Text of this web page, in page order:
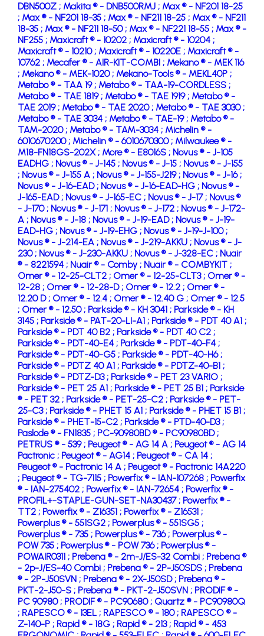
DBN500Z ; Makita ® - DNB500RMJ ; Max ® - NF201 18-25
; Max ® - NF201 18-35 ; Max ® - NF211 18-25 ; Max ® - NF211
18-35 ; Max ® - NF211 18-50 ; Max ® - NF221 18-55 ; Max ® -
NF255 ; Maxicraft ® - 10202 ; Maxicraft ® - 10204 ;
Maxicraft ® - 10210 ; Maxicraft ® - 10220E ; Maxicraft ® -
10762 ; Mecafer ® - AIR-KIT-COMBI ; Mekano ® - MEK 116
; Mekano ® - MEK-1020 ; Mekano-Tools ® - MEKL40P ;
Metabo ® - TAA 19 ; Metabo ® - TAA-19-CORDLESS ;
Metabo ® - TAE 1819 ; Metabo ® - TAE 1919 ; Metabo ® -
TAE 2019 ; Metabo ® - TAE 2020 ; Metabo ® - TAE 3030 ;
Metabo ® - TAE 3034 ; Metabo ® - TAE-19 ; Metabo ® -
TAM-2020 ; Metabo ® - TAM-3034 ; Michelin ® -
6010670200 ; Michelin ® - 6010670300 ; Milwaukee ® -
M18-FN18GS-202X ; More ® - E8016S ; Novus ® - J-105
EADHG ; Novus ® - J-145 ; Novus ® - J-15 ; Novus ® - J-155
; Novus ® - J-155 A ; Novus ® - J-155-J219 ; Novus ® - J-16 ;
Novus ® - J-16-EAD ; Novus ® - J-16-EAD-HG ; Novus ® -
J-165-EAD ; Novus ® - J-165-EC ; Novus ® - J-17 ; Novus ®
- J-170 ; Novus ® - J-171 ; Novus ® - J-172 ; Novus ® - J-172-
A ; Novus ® - J-18 ; Novus ® - J-19-EAD ; Novus ® - J-19-
EAD-HG ; Novus ® - J-19-EHG ; Novus ® - J-19-J-100 ;
Novus ® - J-214-EA ; Novus ® - J-219-AKKU ; Novus ® - J-
230 ; Novus ® - J-230-AKKU ; Novus ® - J-328-EC ; Nuair
® - 8221594 ; Nuair ® - Comby ; Nuair ® - COMBYKIT ;
Omer ® - 12-25-CLT2 ; Omer ® - 12-25-CLT3 ; Omer ® -
12-28 ; Omer ® - 12-28-D ; Omer ® - 12.2 ; Omer ® -
12.20 D ; Omer ® - 12.4 ; Omer ® - 12.40 G ; Omer ® - 12.5
; Omer ® - 12.50 ; Parkside ® - KH 3041 ; Parkside ® - KH
3145 ; Parkside ® - PAT-20-LI-A1 ; Parkside ® - PDT 40 A1 ;
Parkside ® - PDT 40 B2 ; Parkside ® - PDT 40 C2 ;
Parkside ® - PDT-40-E4 ; Parkside ® - PDT-40-F4 ;
Parkside ® - PDT-40-G5 ; Parkside ® - PDT-40-H6 ;
Parkside ® - PDTZ 40 A1 ; Parkside ® - PDTZ-40-B1 ;
Parkside ® - PDTZ-D3 ; Parkside ® - PET 23 VARIO ;
Parkside ® - PET 25 A1 ; Parkside ® - PET 25 B1 ; Parkside
® - PET 32 ; Parkside ® - PET-25-C2 ; Parkside ® - PET-
25-C3 ; Parkside ® - PHET 15 A1 ; Parkside ® - PHET 15 B1 ;
Parkside ® - PHET-15-C2 ; Parkside ® - PTD-40-D3 ;
Paslode ® - FN1835 ; PC-90980BD ® - PC90980BD ;
PETRUS ® - 539 ; Peugeot ® - AG 14 A ; Peugeot ® - AG 14
Pactronic ; Peugeot ® - AG14 ; Peugeot ® - CA 14 ;
Peugeot ® - Pactronic 14 A ; Peugeot ® - Pactronic 14A220
; Peugeot ® - TG-7115 ; Powerfix ® - IAN-107268 ; Powerfix
® - IAN-275402 ; Powerfix ® - IAN-72654 ; Powerfix ® -
PROFIL+-STAPLE-GUN-SET-NA30437 ; Powerfix ® -
TT2 ; Powerfix ® - Z16351 ; Powerfix ® - Z16531 ;
Powerplus ® - 551SG2 ; Powerplus ® - 551SG5 ;
Powerplus ® - 735 ; Powerplus ® - 736 ; Powerplus ® -
POW 735 ; Powerplus ® - POW 736 ; Powerplus ® -
POWAIR0311 ; Prebena ® - 2m-J/ES-32 Combi ; Prebena ®
- 2p-J/ES-40 Combi ; Prebena ® - 2P-J50SDS ; Prebena
® - 2P-J50SVN ; Prebena ® - 2X-J50SD ; Prebena ® -
PKT-2-J50-S ; Prebena ® - PKT-2-J50SVN ; PRODIF ® -
PC 90980 ; PRODIF ® - PC90680 ; Quartz ® - PC90980Q
; RAPESCO ® - 13EL ; RAPESCO ® - 180 ; RAPESCO ® -
Z-140-P ; Rapid ® - 18G ; Rapid ® - 213 ; Rapid ® - 453